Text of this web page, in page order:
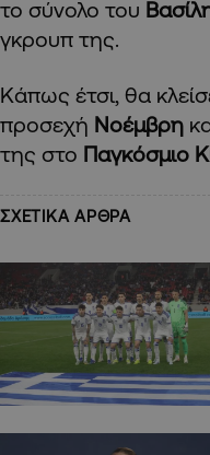
το σύνολο του
γκρουπ της.
Κάπως έτσι, θα
προσεχή Νοέμβρη
της στο Παγκόσμιο
ΣΧΕΤΙΚΑ ΑΡΘΡΑ